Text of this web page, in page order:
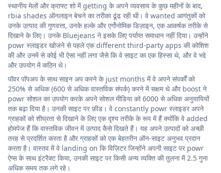
स्थानीय मेलों और क्राफ्ट शो में getting के अपने व्यवसाय के कुछ महीनों के बाद,
rbia shades ऑनलाइन बेचने का तरीका ढूंढ रही थी। वे wanted आगंतुकों को
उनके उत्पाद की गुणवत्ता, उनके हल्के और एर्गोनोमिक डिज़ाइन, एक आकर्षक तरीके से
दिखाने के लिए। उनके Bluejeans ने इसके लिए पर्याप्त समाधान नहीं दिया। उन्होंने
powr स्लाइडर खोजने से पहले एक different third-party apps की कोशिश
की और उनमें से कोई भी ऐसा नहीं लगा जैसे कि वे साइट का एक हिस्सा थे, और वे भद्दे
और उपयोग में कठिन थे।
पॉवर पॉपअप के साथ साइन अप करने के just months में वे अपने संपर्कों को
250% से अधिक (600 से अधिक वास्तविक संपर्क) करने में सक्षम थे और boost ने
powr सोशल का उपयोग करके अपने सोशल मीडिया को 6000 से अधिक अनुयायियों
तक बढ़ा दिया है। उनकी साइट पर फ़ीड। वे constantly powr स्लाइडर अपने
ग्राहकों को शीघ्रता से दिखाने के लिए एक दृश्य तरीके के रूप में हैं क्योंकि वे added
होमपेज हैं कि वास्तविक जीवन में उत्पाद कैसे दिखते हैं। यह अपने उत्पादों को अच्छी
तरह से प्रदर्शित करता है और ग्राहकों को एक बेहतरीन ऑन-साइट अनुभव प्रदान
करता है। वास्तव में वे landing on कि विज़िटर जिन्होंने अपनी साइट पर powr
ऐप्स के साथ इंटरैक्ट किया, उनकी साइट पर किसी अन्य व्यक्ति की तुलना में 2.5 गुना
अधिक समय तक लगे रहे।